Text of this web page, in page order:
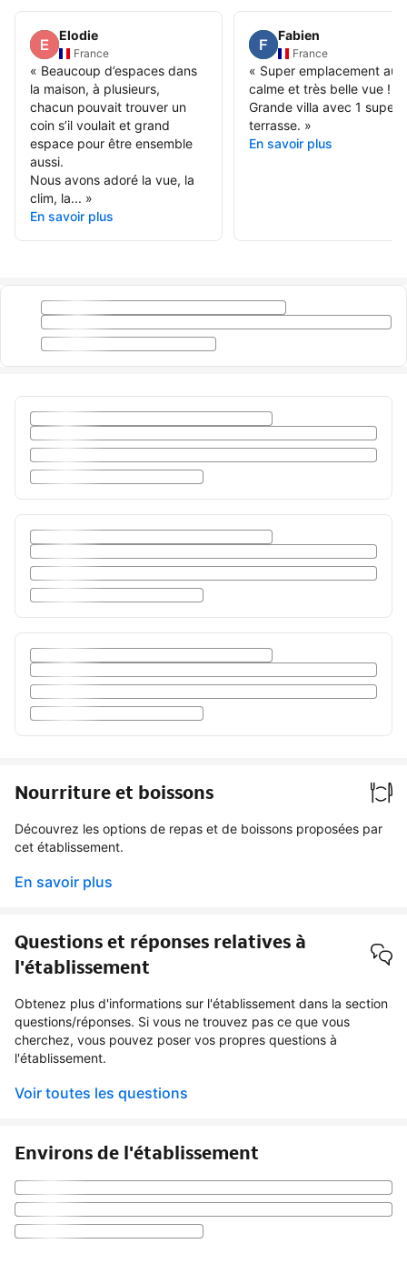
Elodie
France
« Beaucoup d’espaces dans
la maison, à plusieurs,
chacun pouvait trouver un
coin s’il voulait et grand
espace pour être ensemble
aussi.
Nous avons adoré la vue, la
clim, la... »
En savoir plus
Fabien
France
« Super emplacement au
calme et très belle vue !
Grande villa avec 1 super
terrasse. »
En savoir plus
Nourriture et boissons
Découvrez les options de repas et de boissons proposées par
cet établissement.
En savoir plus
Questions et réponses relatives à
l'établissement
Obtenez plus d'informations sur l'établissement dans la section
questions/réponses. Si vous ne trouvez pas ce que vous
cherchez, vous pouvez poser vos propres questions à
l'établissement.
Voir toutes les questions
Environs de l'établissement